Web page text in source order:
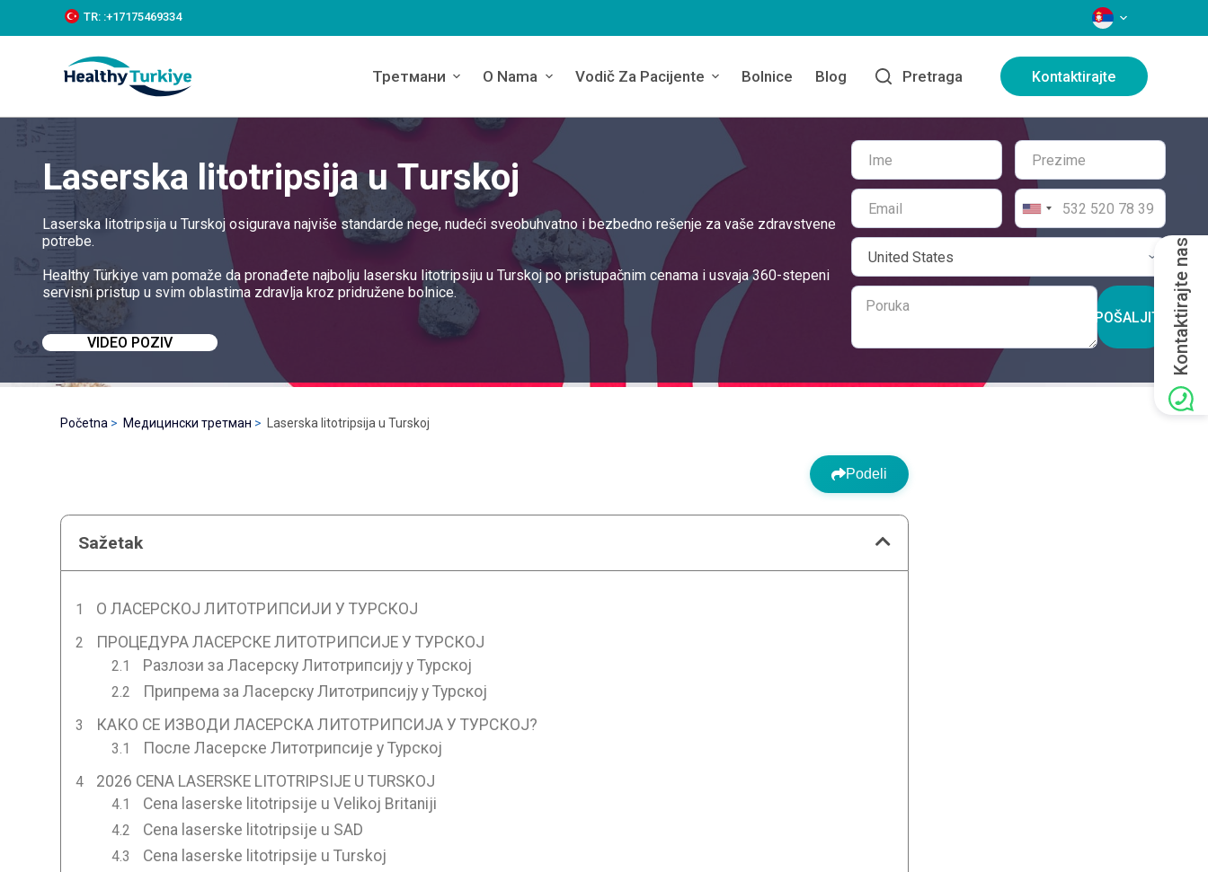
k
c
o
TR: :+‪17175469334‬ JEZICI
Третмани O Nama Vodič Za Pacijente Bolnice Blog Pretraga Kontaktirajte
Laserska litotripsija u Turskoj
Laserska litotripsija u Turskoj osigurava najviše standarde nege, nudeći sveobuhvatno i bezbedno rešenje za vaše zdravstvene
potrebe.
Healthy Türkiye vam pomaže da pronađete najbolju lasersku litotripsiju u Turskoj po pristupačnim cenama i usvaja 360-stepeni
servisni pristup u svim oblastima zdravlja kroz pridružene bolnice.
VIDEO POZIV
POŠALJITE
Početna Медицински третман Laserska litotripsija u Turskoj
Podeli
Sažetak
О ЛАСЕРСКОЈ ЛИТОТРИПСИЈИ У ТУРСКОЈ
ПРОЦЕДУРА ЛАСЕРСКЕ ЛИТОТРИПСИЈЕ У ТУРСКОЈ
Разлози за Ласерску Литотрипсију у Турској
Припрема за Ласерску Литотрипсију у Турској
КАКО СЕ ИЗВОДИ ЛАСЕРСКА ЛИТОТРИПСИЈА У ТУРСКОЈ?
После Ласерске Литотрипсије у Турској
2026 CENA LASERSKE LITOTRIPSIJE U TURSKOJ
Cena laserske litotripsije u Velikoj Britaniji
Cena laserske litotripsije u SAD
Cena laserske litotripsije u Turskoj
Kontaktirajte nas